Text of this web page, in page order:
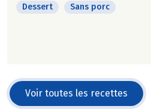
Dessert Sans porc
Voir toutes les recettes